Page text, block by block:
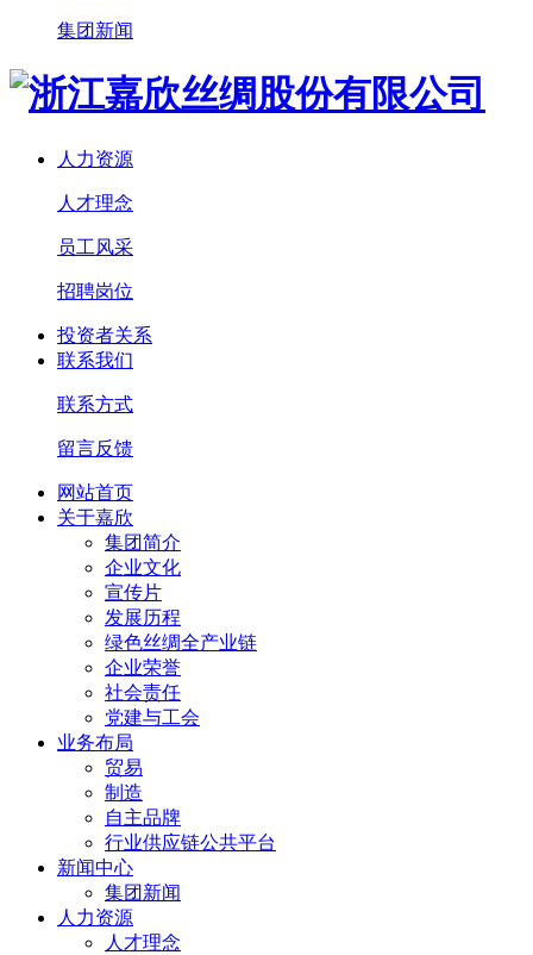
集团新闻
人力资源
人才理念
员工风采
招聘岗位
投资者关系
联系我们
联系方式
留言反馈
网站首页
关于嘉欣
集团简介
企业文化
宣传片
发展历程
绿色丝绸全产业链
企业荣誉
社会责任
党建与工会
业务布局
贸易
制造
自主品牌
行业供应链公共平台
新闻中心
集团新闻
人力资源
人才理念